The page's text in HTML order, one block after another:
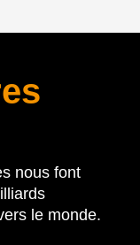
nous font
le monde.